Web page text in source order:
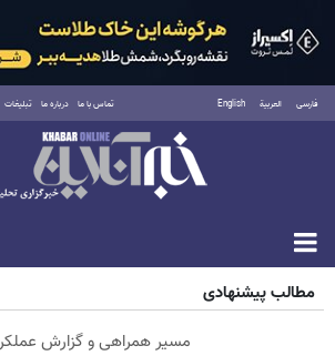
فارسی العربية English تماس با ما درباره ما تبلیغات
پنجشنبه ۱۵ مرداد ۱۴۰۵
مطالب پیشنهادی
مسیر همراهی و گزارش عملکرد